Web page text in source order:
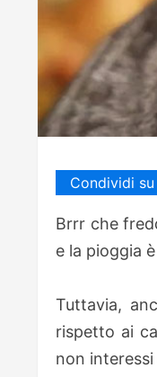
Condividi
Brrr che
e la pioggia
Tuttavia,
rispetto ai
non